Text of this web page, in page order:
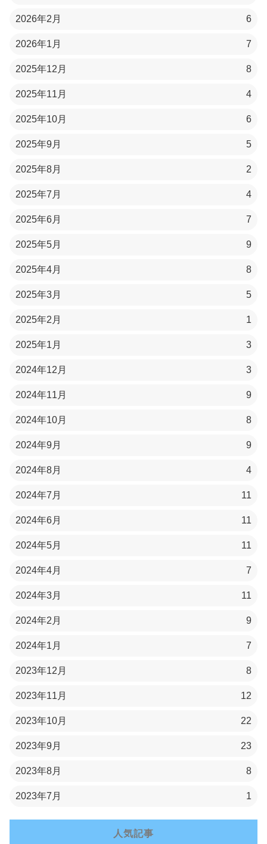
2026年2月 6
2026年1月 7
2025年12月 8
2025年11月 4
2025年10月 6
2025年9月 5
2025年8月 2
2025年7月 4
2025年6月 7
2025年5月 9
2025年4月 8
2025年3月 5
2025年2月 1
2025年1月 3
2024年12月 3
2024年11月 9
2024年10月 8
2024年9月 9
2024年8月 4
2024年7月 11
2024年6月 11
2024年5月 11
2024年4月 7
2024年3月 11
2024年2月 9
2024年1月 7
2023年12月 8
2023年11月 12
2023年10月 22
2023年9月 23
2023年8月 8
2023年7月 1
人気記事